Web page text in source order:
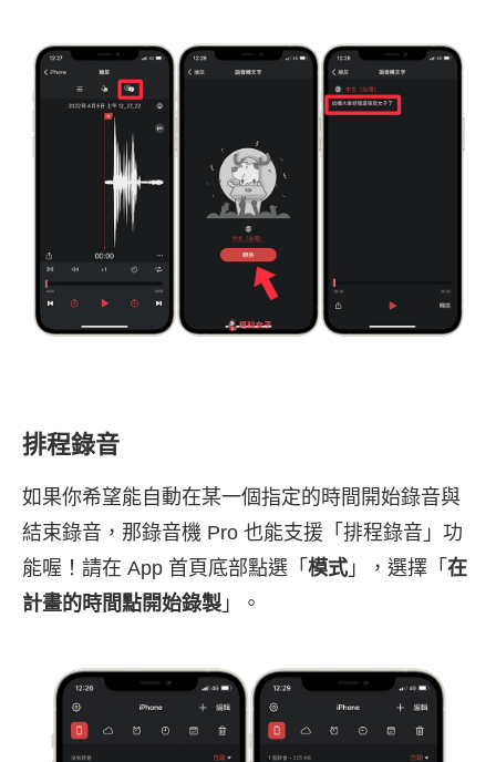
排程錄音
如果你希望能自動在某一個指定的時間開始錄音與
結束錄音，那錄音機 Pro 也能支援「排程錄音」功
能喔！請在 App 首頁底部點選「 模式 」，選擇「 在
計畫的時間點開始錄製 」。